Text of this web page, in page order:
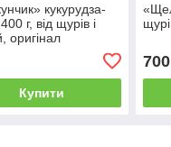
кукурудза-
г, від щурів і
оригінал
Купити
700